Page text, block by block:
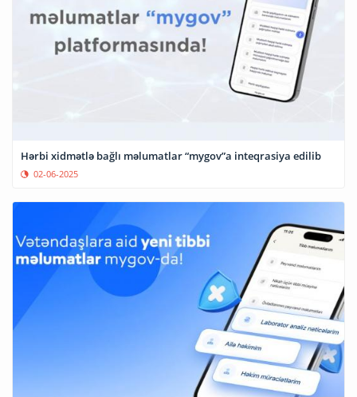
Hərbi xidmətlə bağlı məlumatlar “mygov”a inteqrasiya edilib
02-06-2025